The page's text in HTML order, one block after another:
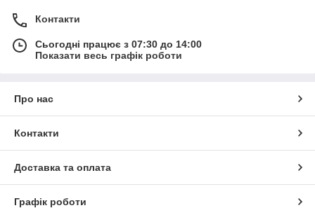
Контакти
Сьогодні працює з 07:30 до 14:00
Показати весь графік роботи
Про нас
Контакти
Доставка та оплата
Графік роботи